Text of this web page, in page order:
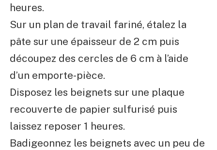
heures.
Sur un plan de travail fariné, étalez la
pâte sur une épaisseur de 2 cm puis
découpez des cercles de 6 cm à l’aide
d’un emporte-pièce.
Disposez les beignets sur une plaque
recouverte de papier sulfurisé puis
laissez reposer 1 heures.
Badigeonnez les beignets avec un peu de